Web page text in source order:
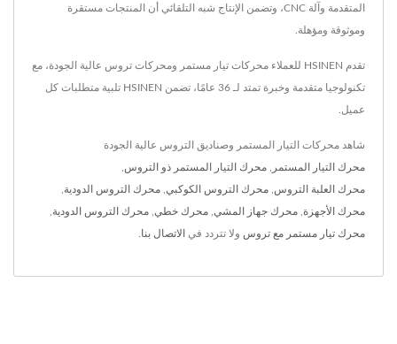
المتقدمة وآلة CNC، وتضمن الإنتاج شبه التلقائي أن المنتجات مستقرة
وموثوقة ومؤهلة.
تقدم HSINEN للعملاء محركات تيار مستمر ومحركات تروس عالية الجودة، مع
تكنولوجيا متقدمة وخبرة تمتد لـ 36 عامًا، تضمن HSINEN تلبية متطلبات كل
عميل.
شاهد محركات التيار المستمر وصناديق التروس عالية الجودة
محرك التيار المستمر , محرك التيار المستمر ذو التروس,
محرك العلبة التروس, محرك التروس الكوكبي, محرك التروس الدودية,
محرك الأجهزة, محرك جهاز المشي, محرك خطي, محرك التروس الدودية,
محرك تيار مستمر مع تروس ولا تتردد في الاتصال بنا.